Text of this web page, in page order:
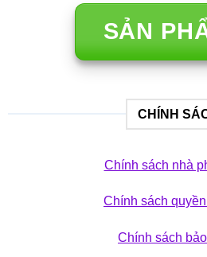
SẢN
CHÍNH
Chính sách nhà
Chính sách
Chính sách